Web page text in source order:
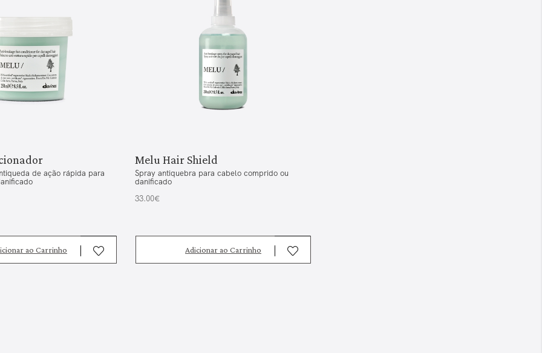
de ação rápida para
ao Carrinho
Melu Hair Shield
Spray antiquebra para cabelo comprido ou
danificado
33.00€
Adicionar ao Carrinho